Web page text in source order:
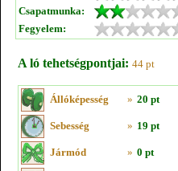
Csapatmunka:
Fegyelem:
A ló tehetségpontjai: 44 pt
Állóképesség » 20 pt
Sebesség » 19 pt
Jármód » 0 pt